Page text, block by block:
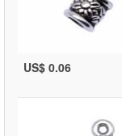
US$ 0.06